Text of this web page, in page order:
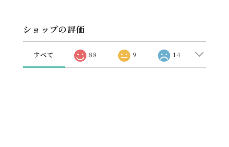
ショップの評価
すべて 88 9 14